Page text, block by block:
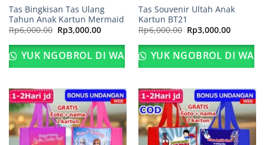
Tas Bingkisan Tas Ulang
Tahun Anak Kartun Mermaid
Rp6,000.00 Harga
aslinya
adalah:
Rp6,000.00.
Rp3,000.00Harga
ini
adalah:
Rp3,000.00.
YUK NGOBROL DI WA
Tas Souvenir Ultah Anak
Kartun BT21
Rp6,000.00 Harga
aslinya
adalah:
Rp6,000.00.
Rp3,000.00Harga
ini
adalah:
YUK NGOBROL DI WA